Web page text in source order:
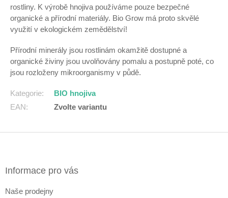
rostliny. K výrobě hnojiva používáme pouze bezpečné
organické a přírodní materiály. Bio Grow má proto skvělé
využití v ekologickém zemědělství!
Přírodní minerály jsou rostlinám okamžitě dostupné a
organické živiny jsou uvolňovány pomalu a postupně poté, co
jsou rozloženy mikroorganismy v půdě.
Kategorie:
BIO hnojiva
EAN: Zvolte variantu
Informace pro vás
Naše prodejny